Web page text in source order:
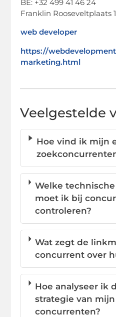
BE: +32 499 41 46 24
Franklin Rooseveltplaats
web developer
https://
marketing.html
Veelgestelde
Hoe vind ik mijn
Welke
moet ik bij
controleren?
Wat zegt de
concurrent over
Hoe analyseer ik
strategie van mijn
concurrenten?